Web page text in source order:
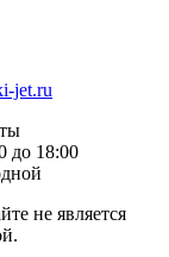
jet.ru
до 18:00
не является